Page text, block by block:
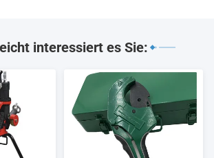
interessiert es Sie: